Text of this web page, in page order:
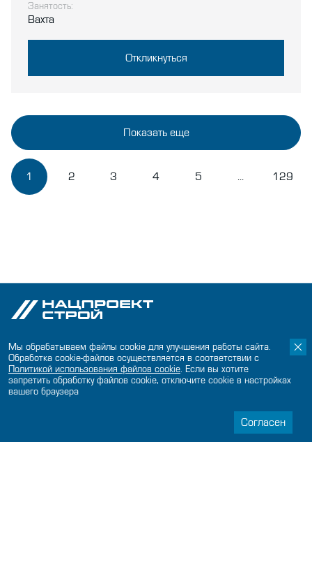
Занятость:
Вахта
Откликнуться
Показать еще
1 2 3 4 5 ... 129
О компании
Карьера
Мы обрабатываем файлы cookie для улучшения работы сайта.
Обработка cookie-файлов осуществляется в соответствии с
Политикой использования файлов сookie. Если вы хотите
запретить обработку файлов cookie, отключите cookie в настройках
вашего браузера
Согласен